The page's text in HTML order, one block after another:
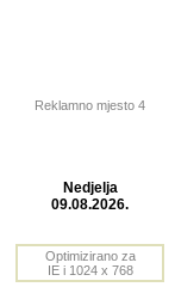
Reklamno mjesto 4